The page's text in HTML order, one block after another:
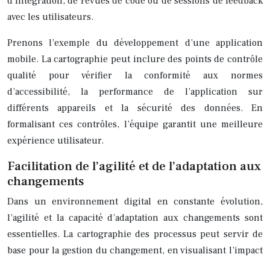
avec les utilisateurs.
Prenons l’exemple du développement d’une application
mobile. La cartographie peut inclure des points de contrôle
qualité pour vérifier la conformité aux normes
d’accessibilité, la performance de l’application sur
différents appareils et la sécurité des données. En
formalisant ces contrôles, l’équipe garantit une meilleure
expérience utilisateur.
Facilitation de l’agilité et de l’adaptation aux
changements
Dans un environnement digital en constante évolution,
l’agilité et la capacité d’adaptation aux changements sont
essentielles. La cartographie des processus peut servir de
base pour la gestion du changement, en visualisant l’impact